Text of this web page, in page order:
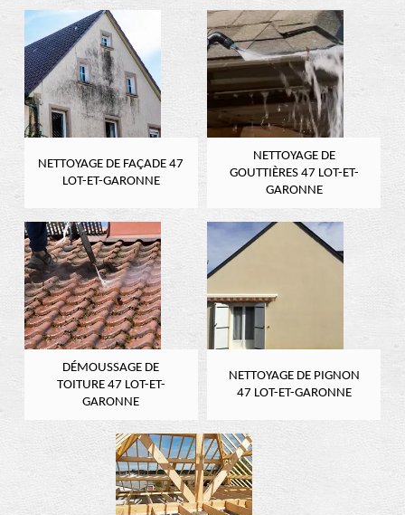
NETTOYAGE DE FAÇADE 47
LOT-ET-GARONNE
NETTOYAGE DE
GOUTTIÈRES 47 LOT-ET-
GARONNE
DÉMOUSSAGE DE
TOITURE 47 LOT-ET-
GARONNE
NETTOYAGE DE PIGNON
47 LOT-ET-GARONNE